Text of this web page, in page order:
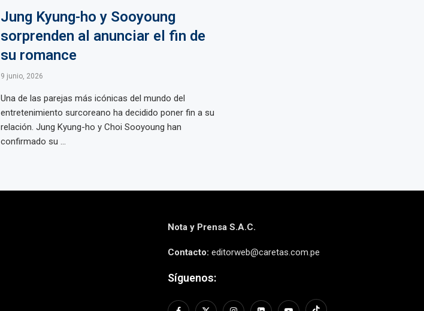
Jung Kyung-ho y Sooyoung
sorprenden al anunciar el fin de
su romance
9 junio, 2026
Una de las parejas más icónicas del mundo del
entretenimiento surcoreano ha decidido poner fin a su
relación. Jung Kyung-ho y Choi Sooyoung han
confirmado su ...
Nota y Prensa S.A.C.
Contacto: editorweb@caretas.com.pe
Síguenos: